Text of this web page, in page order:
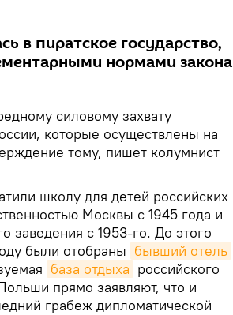
в пиратское государство,
нормами закона
силовому захвату
которые осуществлены на
тому, пишет колумнист
школу для детей российских
Москвы с 1945 года и
заведения с 1953-го. До этого
были отобраны бывший отель
база отдыха российского
прямо заявляют, что и
грабеж дипломатической